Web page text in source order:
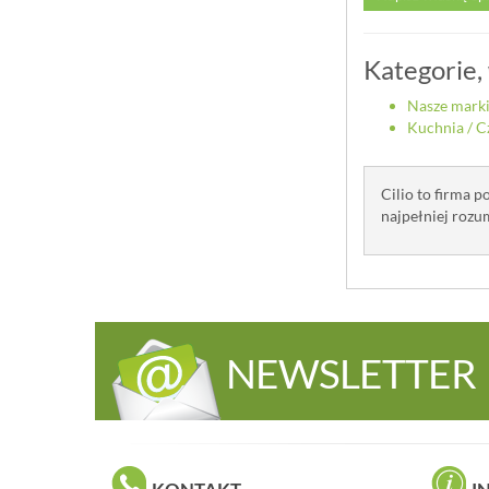
Nasze marki
Kuchnia/
Cilio to firma
najpełniej
NEWSLETTER